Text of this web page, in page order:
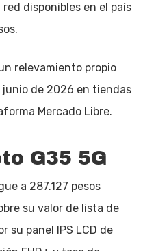
disponibles en el país
relevamiento propio
de 2026 en tiendas
Mercado Libre.
G35 5G
a 287.127 pesos
su valor de lista de
su panel IPS LCD de